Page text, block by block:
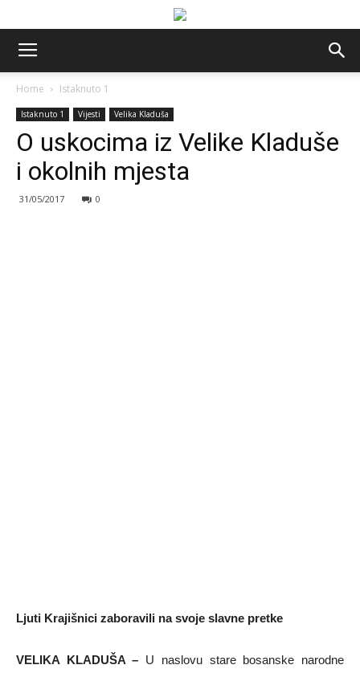
Home Istaknuto 1
Istaknuto 1 Vijesti Velika Kladuša
O uskocima iz Velike Kladuše
i okolnih mjesta
31/05/2017 0
Ljuti Krajišnici zaboravili na svoje slavne pretke
VELIKA KLADUŠA – U naslovu stare bosanske narodne